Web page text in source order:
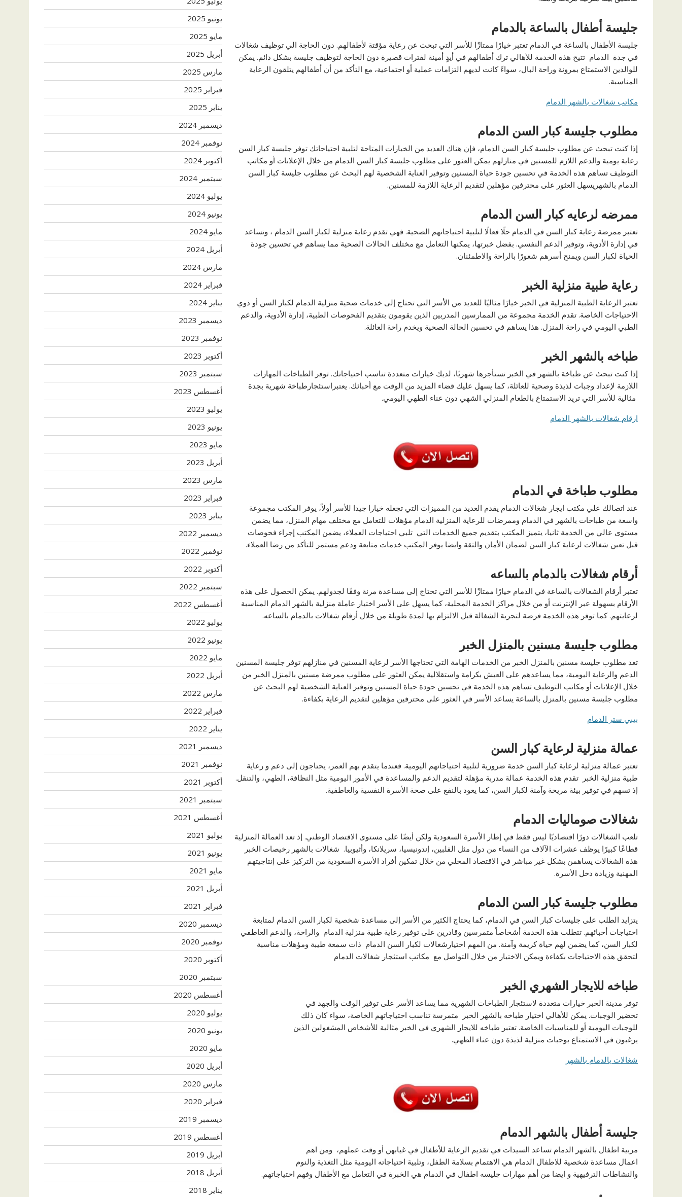
جليسة أطفال بالساعة بالدمام
جليسة الأطفال بالساعة في الدمام تعتبر خيارًا ممتازًا للأسر التي تبحث عن رعاية مؤقتة لأطفالهم. دون الحاجة الي توظيف شغالات
في جدة الدمام تتيح هذه الخدمة للأهالي ترك أطفالهم في أيدٍ أمينة لفترات قصيرة دون الحاجة لتوظيف جليسة بشكل دائم. يمكن
للوالدين الاستمتاع بمرونة وراحة البال، سواءً كانت لديهم التزامات عملية أو اجتماعية، مع التأكد من أن أطفالهم يتلقون الرعاية
المناسبة.
مكاتب شغالات بالشهر الدمام
مطلوب جليسة كبار السن الدمام
إذا كنت تبحث عن مطلوب جليسة كبار السن الدمام، فإن هناك العديد من الخيارات المتاحة لتلبية احتياجاتك توفر جليسة كبار السن
رعاية يومية والدعم اللازم للمسنين في منازلهم يمكن العثور على مطلوب جليسة كبار السن الدمام من خلال الإعلانات أو مكاتب
التوظيف تساهم هذه الخدمة في تحسين جودة حياة المسنين وتوفير العناية الشخصية لهم البحث عن مطلوب جليسة كبار السن
الدمام بالشهريسهل العثور على محترفين مؤهلين لتقديم الرعاية اللازمة للمسنين.
ممرضه لرعايه كبار السن الدمام
تعتبر ممرضة رعاية كبار السن في الدمام حلًا فعالًا لتلبية احتياجاتهم الصحية. فهي تقدم رعاية منزلية لكبار السن الدمام ، وتساعد
في إدارة الأدوية، وتوفير الدعم النفسي. بفضل خبرتها، يمكنها التعامل مع مختلف الحالات الصحية مما يساهم في تحسين جودة
الحياة لكبار السن ويمنح أسرهم شعورًا بالراحة والاطمئنان.
رعاية طبية منزلية الخبر
تعتبر الرعاية الطبية المنزلية في الخبر خيارًا مثاليًا للعديد من الأسر التي تحتاج إلى خدمات صحية منزلية الدمام لكبار السن أو ذوي
الاحتياجات الخاصة. تقدم الخدمة مجموعة من الممارسين المدربين الذين يقومون بتقديم الفحوصات الطبية، إدارة الأدوية، والدعم
الطبي اليومي في راحة المنزل. هذا يساهم في تحسين الحالة الصحية ويخدم راحة العائلة.
طباخه بالشهر الخبر
إذا كنت تبحث عن طباخة بالشهر في الخبر تستأجرها شهريًا، لديك خيارات متعددة تناسب احتياجاتك. توفر الطباخات المهارات
اللازمة لإعداد وجبات لذيذة وصحية للعائلة، كما يسهل عليك قضاء المزيد من الوقت مع أحبائك. يعتبراستئجارطباخة شهرية بجدة
مثالية للأسر التي تريد الاستمتاع بالطعام المنزلي الشهي دون عناء الطهي اليومي.
ارقام شغالات بالشهر الدمام
مطلوب طباخة في الدمام
عند اتصالك علي مكتب ايجار شغالات الدمام يقدم العديد من المميزات التي تجعله خيارا جيدا للأسر أولاً، يوفر المكتب مجموعة
واسعة من طباخات بالشهر في الدمام وممرضات للرعاية المنزلية الدمام مؤهلات للتعامل مع مختلف مهام المنزل، مما يضمن
مستوى عالي من الخدمة ثانيا، يتميز المكتب بتقديم جميع الخدمات التي تلبي احتياجات العملاء، يضمن المكتب إجراء فحوصات
قبل تعين شغالات لرعاية كبار السن لضمان الأمان والثقة وايضا يوفر المكتب خدمات متابعة ودعم مستمر للتأكد من رضا العملاء.
أرقام شغالات بالدمام بالساعه
تعتبر أرقام الشغالات بالساعة في الدمام خيارًا ممتازًا للأسر التي تحتاج إلى مساعدة مرنة وفقًا لجدولهم. يمكن الحصول على هذه
الأرقام بسهولة عبر الإنترنت أو من خلال مراكز الخدمة المحلية، كما يسهل على الأسر اختيار عاملة منزلية بالشهر الدمام المناسبة
لرعايتهم. كما توفر هذه الخدمة فرصة لتجربة الشغالة قبل الالتزام بها لمدة طويلة من خلال أرقام شغالات بالدمام بالساعه.
مطلوب جليسة مسنين بالمنزل الخبر
تعد مطلوب جليسة مسنين بالمنزل الخبر من الخدمات الهامة التي تحتاجها الأسر لرعاية المسنين في منازلهم توفر جليسة المسنين
الدعم والرعاية اليومية، مما يساعدهم على العيش بكرامة واستقلالية يمكن العثور على مطلوب ممرضة مسنين بالمنزل الخبر من
خلال الإعلانات أو مكاتب التوظيف تساهم هذه الخدمة في تحسين جودة حياة المسنين وتوفير العناية الشخصية لهم البحث عن
مطلوب جليسة مسنين بالمنزل بالساعة يساعد الأسر في العثور على محترفين مؤهلين لتقديم الرعاية بكفاءة.
بيبي ستر الدمام
عمالة منزلية لرعاية كبار السن
تعتبر عمالة منزلية لرعاية كبار السن خدمة ضرورية لتلبية احتياجاتهم اليومية. فعندما يتقدم بهم العمر، يحتاجون إلى دعم و رعاية
طبية منزلية الخبر تقدم هذه الخدمة عمالة مدربة مؤهلة لتقديم الدعم والمساعدة في الأمور اليومية مثل النظافة، الطهي، والتنقل.
إذ تسهم في توفير بيئة مريحة وآمنة لكبار السن، كما يعود بالنفع على صحة الأسرة النفسية والعاطفية.
شغالات صوماليات الدمام
تلعب الشغالات دورًا اقتصاديًا ليس فقط في إطار الأسرة السعودية ولكن أيضًا على مستوى الاقتصاد الوطني. إذ تعد العمالة المنزلية
قطاعًا كبيرًا يوظف عشرات الآلاف من النساء من دول مثل الفلبين، إندونيسيا، سريلانكا، وأثيوبيا. شغالات بالشهر رخيصات الخبر
هذه الشغالات يساهمن بشكل غير مباشر في الاقتصاد المحلي من خلال تمكين أفراد الأسرة السعودية من التركيز على إنتاجيتهم
المهنية وزيادة دخل الأسرة.
مطلوب جليسة كبار السن الدمام
يتزايد الطلب على جليسات كبار السن في الدمام، كما يحتاج الكثير من الأسر إلى مساعدة شخصية لكبار السن الدمام لمتابعة
احتياجات أحبائهم. تتطلب هذه الخدمة أشخاصاً متمرسين وقادرين على توفير رعاية طبية منزلية الدمام والراحة، والدعم العاطفي
لكبار السن، كما يضمن لهم حياة كريمة وآمنة. من المهم اختيارشغالات لكبار السن الدمام ذات سمعة طيبة ومؤهلات مناسبة
لتحقق هذه الاحتياجات بكفاءة ويمكن الاختيار من خلال التواصل مع مكاتب استئجار شغالات الدمام
طباخه للايجار الشهري الخبر
توفر مدينة الخبر خيارات متعددة لاستئجار الطباخات الشهرية مما يساعد الأسر على توفير الوقت والجهد في
تحضير الوجبات. يمكن للأهالي اختيار طباخه بالشهر الخبر متمرسة تناسب احتياجاتهم الخاصة، سواء كان ذلك
للوجبات اليومية أو للمناسبات الخاصة. تعتبر طباخه للايجار الشهري في الخبر مثالية للأشخاص المشغولين الذين
يرغبون في الاستمتاع بوجبات منزلية لذيذة دون عناء الطهي.
شغالات بالدمام بالشهر
جليسة أطفال بالشهر الدمام
مربية اطفال بالشهر الدمام تساعد السيدات في تقديم الرعاية للأطفال في غيابهن أو وقت عملهم، ومن اهم
اعمال مساعدة شخصية للاطفال الدمام هي الاهتمام بسلامة الطفل، وتلبية احتياجاته اليومية مثل التغذية والنوم
والنشاطات الترفيهية و ايضا من أهم مهارات جليسه اطفال في الدمام هي الخبرة في التعامل مع الأطفال وفهم احتياجاتهم.
يونيو 2025
مايو 2025
أبريل 2025
مارس 2025
فبراير 2025
يناير 2025
ديسمبر 2024
نوفمبر 2024
أكتوبر 2024
سبتمبر 2024
يوليو 2024
يونيو 2024
مايو 2024
أبريل 2024
مارس 2024
فبراير 2024
يناير 2024
ديسمبر 2023
نوفمبر 2023
أكتوبر 2023
سبتمبر 2023
أغسطس 2023
يوليو 2023
يونيو 2023
مايو 2023
أبريل 2023
مارس 2023
فبراير 2023
يناير 2023
ديسمبر 2022
نوفمبر 2022
أكتوبر 2022
سبتمبر 2022
أغسطس 2022
يوليو 2022
يونيو 2022
مايو 2022
أبريل 2022
مارس 2022
فبراير 2022
يناير 2022
ديسمبر 2021
نوفمبر 2021
أكتوبر 2021
سبتمبر 2021
أغسطس 2021
يوليو 2021
يونيو 2021
مايو 2021
أبريل 2021
فبراير 2021
ديسمبر 2020
نوفمبر 2020
أكتوبر 2020
سبتمبر 2020
أغسطس 2020
يوليو 2020
يونيو 2020
مايو 2020
أبريل 2020
مارس 2020
فبراير 2020
ديسمبر 2019
أغسطس 2019
أبريل 2019
أبريل 2018
يناير 2018